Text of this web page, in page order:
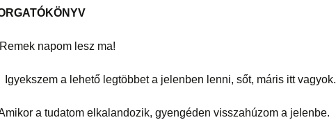
Remek napom lesz ma!
a lehető legtöbbet a jelenben lenni, sőt, máris itt vagyok.
a tudatom elkalandozik, gyengéden visszahúzom a jelenbe.